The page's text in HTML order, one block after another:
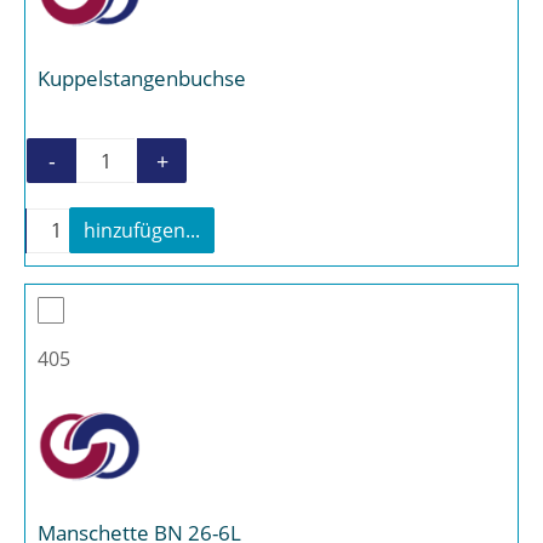
Kuppelstangenbuchse
Kuppelstangenbuchse Menge
- +
Kuppelstangenbuchse Menge
+
hinzufügen...
405
Manschette BN 26-6L